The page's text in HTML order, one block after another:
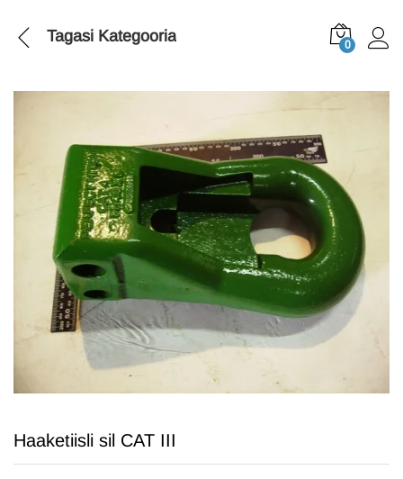
Tagasi Kategooria 0
Haaketiisli sil CAT III